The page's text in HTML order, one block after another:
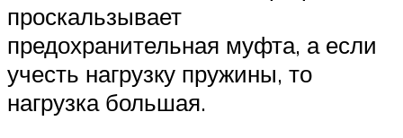
проскальзывает
предохранительная муфта, а если
учесть нагрузку пружины, то
нагрузка большая.